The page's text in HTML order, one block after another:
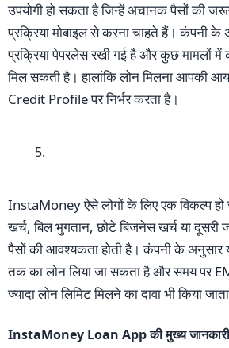
उपयोगी हो सकता है जिन्हें अचानक पैसों की
प्रक्रिया मोबाइल से करना चाहते हैं। कंपनी
प्रक्रिया पेपरलेस रखी गई है और कुछ मामलों
मिल सकती है। हालांकि लोन मिलना आपकी
Credit Profile पर निर्भर करता है।
InstaMoney ऐसे लोगों के लिए एक विकल्प
खर्च, बिल भुगतान, छोटे बिजनेस खर्च या
पैसों की आवश्यकता होती है। कंपनी के अनुसार
तक का लोन लिया जा सकता है और समय पर
ज्यादा लोन लिमिट मिलने का दावा भी किया
InstaMoney Loan App की मुख्य जानकारी